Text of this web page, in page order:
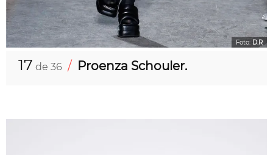
Foto: D.R
17 de 36 / Proenza Schouler.